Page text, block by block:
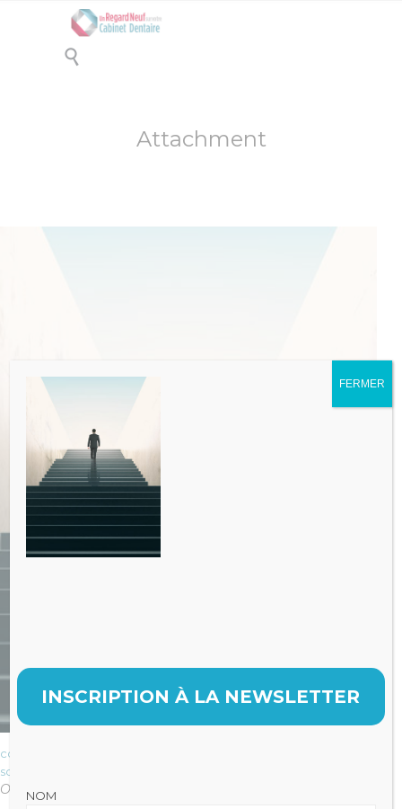

Attachment
comptabilite cabinet dentaire
sci-professions-liberales-declaration-optimisation-gestion
Original size is
INSCRIPTION À LA NEWSLETTER
NOM
FERMER